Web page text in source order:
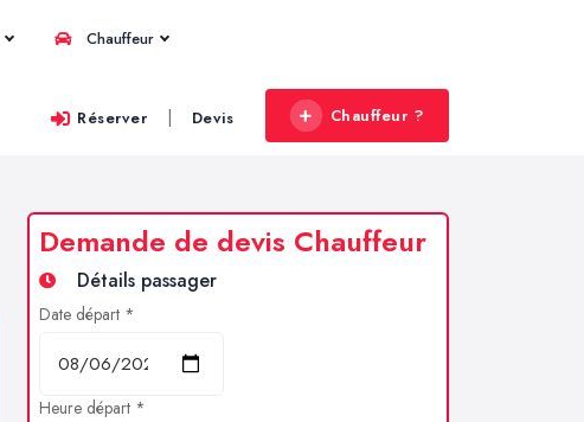
Chauffeur
Réserver | Devis Chauffeur ?
Demande de devis Chauffeur
Détails passager
Date départ *
Heure départ *